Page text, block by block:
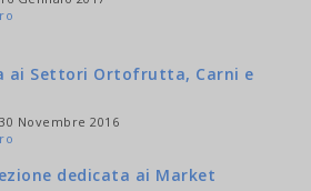
ai Settori Ortofrutta, Carni e
Novembre 2016
dedicata ai Market